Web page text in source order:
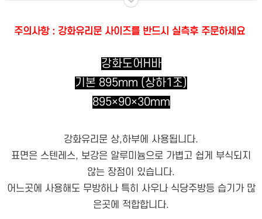
주의사항 : 강화유리문 사이즈를 반드시 실측후 주문하세요
강화도어H바
기본 895mm (상하1조)
895×90×30mm
강화유리문 상,하부에 사용됩니다.
표면은 스텐레스, 보강은 알루미늄으로 가볍고 쉽게 부식되지
않는 장점이 있습니다.
어느곳에 사용해도 무방하나 특히 사우나 식당주방등 습기가 많
은곳에 적합합니다.